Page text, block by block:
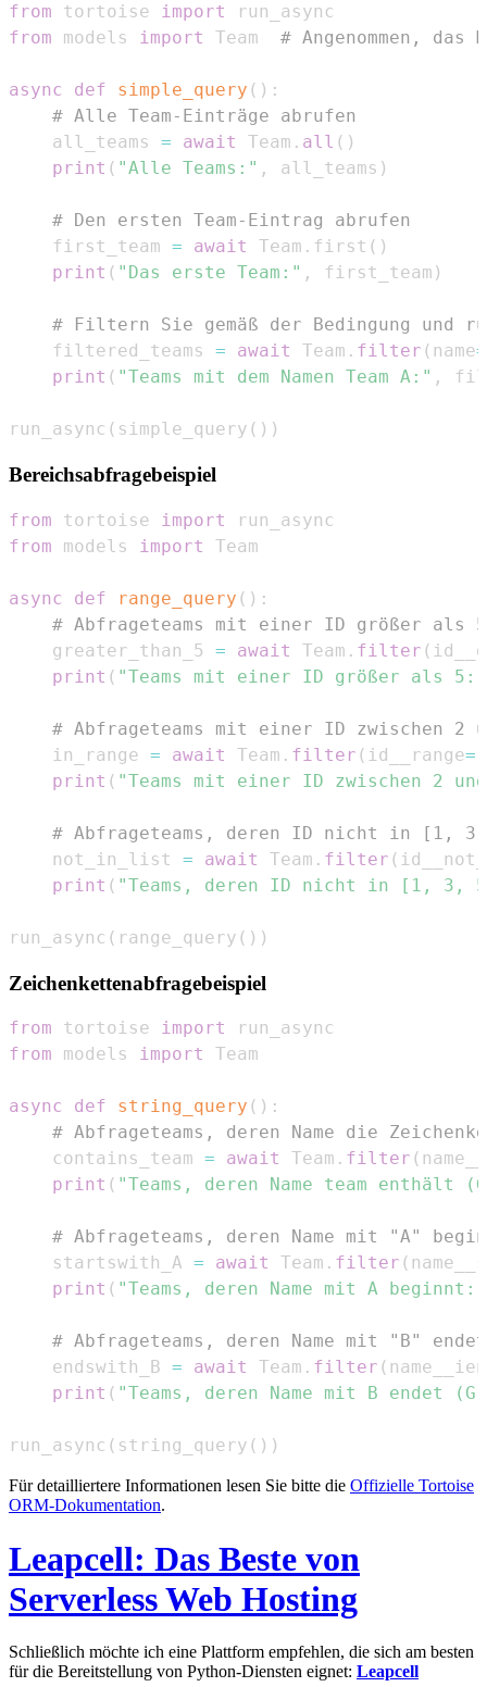
from tortoise import
from models import Team # Angenommen,
async def simple_query ( ) :
# Alle Team-Einträge abrufen
    all_teams
= await Team . all ( )
print ( "Alle Teams:" , all_teams )
# Den ersten Team-Eintrag abrufen
    first_team
= await Team . first ( )
print ( "Das erste Team:" , first_team )
# Filtern Sie gemäß der Bedingung und
    filtered_teams
= await Team . filter ( name=
print ( "Teams mit dem Namen Team A:" ,
run_async ( simple_query ( ) )
Bereichsabfragebeispiel
from tortoise import
from models import
async def range_query ( ) :
# Abfrageteams mit einer ID größer als 5
    greater_than_5
= await Team . filter (
print ( "Teams mit einer ID größer als 5:"
# Abfrageteams mit einer ID zwischen
    in_range
= await Team . filter ( id__range=
print ( "Teams mit einer ID zwischen 2
# Abfrageteams, deren ID nicht in [1,
    not_in_list
= await Team . filter (
print ( "Teams, deren ID nicht in [1, 3,
run_async ( range_query ( ) )
Zeichenkettenabfragebeispiel
from tortoise import
from models import
async def string_query ( ) :
# Abfrageteams, deren Name die
    contains_team
= await Team . filter (
print ( "Teams, deren Name team
# Abfrageteams, deren Name mit "A"
    startswith_A
= await Team . filter (
print ( "Teams, deren Name mit A beginnt:"
# Abfrageteams, deren Name mit "B"
    endswith_B
= await Team . filter (
print ( "Teams, deren Name mit B endet
run_async ( string_query ( ) )
Für detailliertere Informationen lesen Sie bitte die Offizielle Tortoise
ORM-Dokumentation.
Leapcell: Das Beste von
Serverless Web Hosting
Schließlich möchte ich eine Plattform empfehlen, die sich am besten
für die Bereitstellung von Python-Diensten eignet: Leapcell